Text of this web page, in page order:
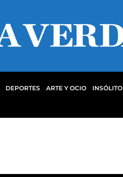
DEPORTES ARTE Y OCIO INSÓLITO